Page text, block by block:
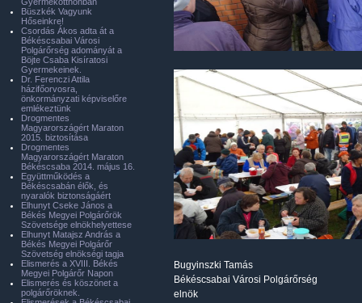
Bugyinszki Tamás
Békéscsabai Városi Polgárőrség
elnök
Büszkék Vagyunk
Hőseinkre!
Csordás Ákos adta át a
Békéscsabai Városi
Polgárőrség adományát a
Böjte Csaba Kisíratosi
Gyermekeinek.
Dr. Ferenczi Attila
házifőorvosra,
önkormányzati képviselőre
emlékeztünk
Drogmentes
Magyarországért Maraton
2015. biztosítása
Drogmentes
Magyarországért Maraton
Békéscsaba 2014. május 16.
Együttműködés a
Békéscsabán élők, és
nyaralók biztonságáért
Elhunyt Cseke János a
Békés Megyei Polgárőrök
Szövetsége elnökhelyettese
Elhunyt Matajsz András a
Békés Megyei Polgárőr
Szövetség elnökségi tagja
Elismerés a XVIII. Békés
Megyei Polgárőr Napon
Elismerés és köszönet a
polgárőröknek.